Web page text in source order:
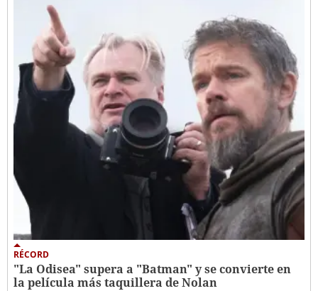
RÉCORD
"La Odisea" supera a "Batman" y se convierte en
la película más taquillera de Nolan